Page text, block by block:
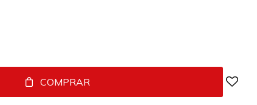
COMPRAR